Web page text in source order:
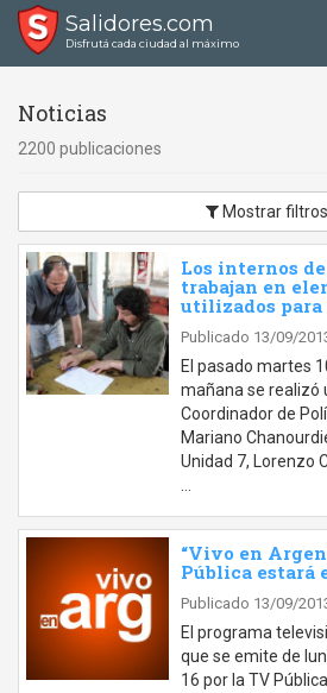
Salidores.com
Disfrutá cada ciudad al máximo
Noticias
2200 publicaciones
Mostrar filtros
Los internos
trabajan en
utilizados
Publicado 13/09/
El pasado martes
mañana se realizó
Coordinador de
Mariano
Unidad 7, Lorenzo
“Vivo en
Pública estará
Publicado 13/09/
El programa
que se emite de
16 por la TV